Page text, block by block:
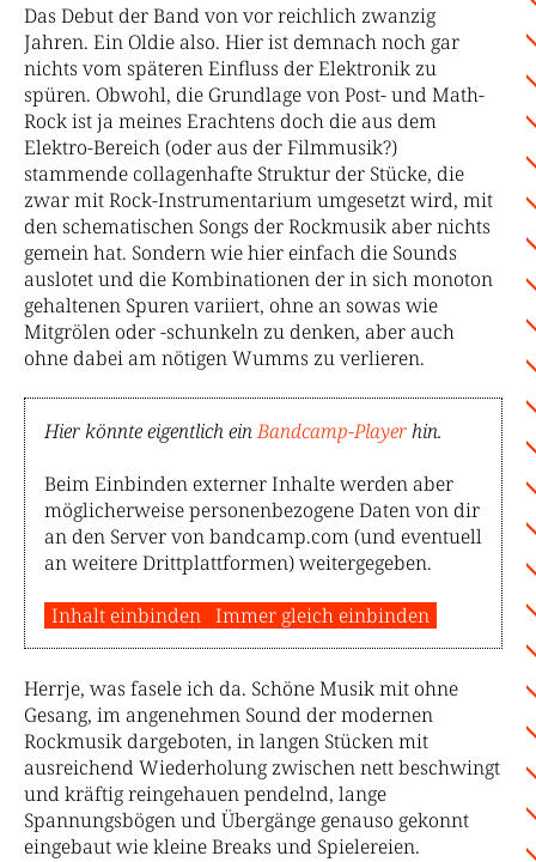
Das Debut der Band von vor reichlich zwanzig
Jahren. Ein Oldie also. Hier ist demnach noch gar
nichts vom späteren Einfluss der Elektronik zu
spüren. Obwohl, die Grundlage von Post- und Math-
Rock ist ja meines Erachtens doch die aus dem
Elektro-Bereich (oder aus der Filmmusik?)
stammende collagenhafte Struktur der Stücke, die
zwar mit Rock-Instrumentarium umgesetzt wird, mit
den schematischen Songs der Rockmusik aber nichts
gemein hat. Sondern wie hier einfach die Sounds
auslotet und die Kombinationen der in sich monoton
gehaltenen Spuren variiert, ohne an sowas wie
Mitgrölen oder -schunkeln zu denken, aber auch
ohne dabei am nötigen Wumms zu verlieren.
Hier könnte eigentlich einBandcamp-Playerhin.
Beim Einbinden externer Inhalte werden aber
möglicherweise personenbezogene Daten von dir
an den Server von bandcamp.com (und eventuell
an weitere Drittplattformen) weitergegeben.
Inhalt einbinden Immer gleich einbinden
Herrje, was fasele ich da. Schöne Musik mit ohne
Gesang, im angenehmen Sound der modernen
Rockmusik dargeboten, in langen Stücken mit
ausreichend Wiederholung zwischen nett beschwingt
und kräftig reingehauen pendelnd, lange
Spannungsbögen und Übergänge genauso gekonnt
eingebaut wie kleine Breaks und Spielereien.